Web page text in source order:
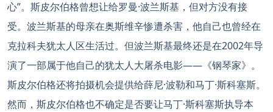
心”。斯皮尔伯格曾想让给罗曼·波兰斯基，但对方没有接
受。波兰斯基的母亲在奥斯维辛惨遭杀害，他自己也曾经在
克拉科夫犹太人区生活过。但波兰斯基最终还是在2002年导
演了一部属于他自己的犹太人大屠杀电影——《钢琴家》。
斯皮尔伯格还将拍摄机会提供给薛尼·波勒和马丁·斯科塞斯。
然而，斯皮尔伯格也不确定是否要让马丁·斯科塞斯执导本